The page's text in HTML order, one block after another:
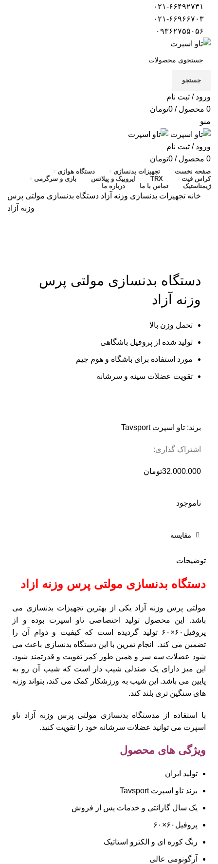
جستجو
ورود / ثبت نام
0 محصول / تومان0
منو
ورود / ثبت نام
0 محصول / تومان0
صفحه نخست تجهیزات بدنسازی
دستگاه هوازی
کراس فیت
TRX ایروبیک و پیلاتس
بازی و سرگرمی
ژیمناستیک
تماس با ما درباره ما
خانه تجهیزات بدنسازی وزنه آزاد دستگاه بدنسازی مولتی پرس
وزنه آزاد
دستگاه بدنسازی مولتی پرس
وزنه آزاد
تحمل وزن بالا
تولید شده از پروفیل باشگاهی
مورد استفاده برای باشگاه و هوم جیم
تقویت عضلات سینه و سرشانه
برند: تاو اسپرت Tavsport
اشتراک گذاری:
تومان32.000.000
ناموجود
مقایسه
توضیحات
دستگاه بدنسازی مولتی پرس وزنه ازاد
مولتی پرس وزنه آزاد یکی از بهترین تجهیزات بدنسازی می
باشد. این محصول تولید اختصاصی تاو اسپرت بوده و از
پروفیل۶۰×۶۰ تولید گردیده است که کیفیت و دوام آن را
تضمین می کند. انجام تمرین با این دستگاه بدنسازی باعث می
شود عضلات سه سر و همین طور کمر تقویت و قدرتمند شود.
این میز دارای یک صندلی شیب دار است که شیب آن رو به
پایین می باشد. این شیب به ورزشکار کمک می کند، بتواند وزنه
های سنگین تری بلند کند.
با استفاده از مدستگاه بدنسازی مولتی پرس وزنه آزاد تاو
اسپرت می توانید عضلات سرشانه خود را تقویت کنید.
ویژگی های محصول
تولید ایران
برند تاو اسپرت Tavsport
یک سال گارانتی و خدمات پس از فروش
پروفیل۶۰×۶۰
رنگ کوره ای و الکترو استاتیک
آرگونومی عالی